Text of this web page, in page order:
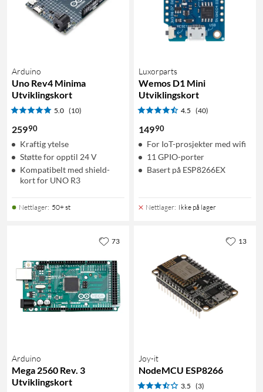
Arduino
Uno Rev4 Minima
Utviklingskort
5.0 (10)
25990
Kraftig ytelse
Støtte for opptil 24 V
Kompatibelt med shield-
kort for UNO R3
Nettlager: 50+ st
Luxorparts
Wemos D1 Mini
Utviklingskort
4.5 (40)
14990
For IoT-prosjekter med wifi
11 GPIO-porter
Basert på ESP8266EX
Nettlager: Ikke på lager
Arduino
Mega 2560 Rev. 3
Utviklingskort
73
Joy-it
NodeMCU ESP8266
3.5 (3)
13